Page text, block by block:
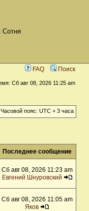
Сотня
FAQ Поиск
Сб авг 08, 2026 11:25 am
Часовой пояс: UTC + 3 часа
Последнее сообщение
Сб авг 08, 2026 11:23 am
Евгений Шнуровский
Сб авг 08, 2026 11:05 am
Яков